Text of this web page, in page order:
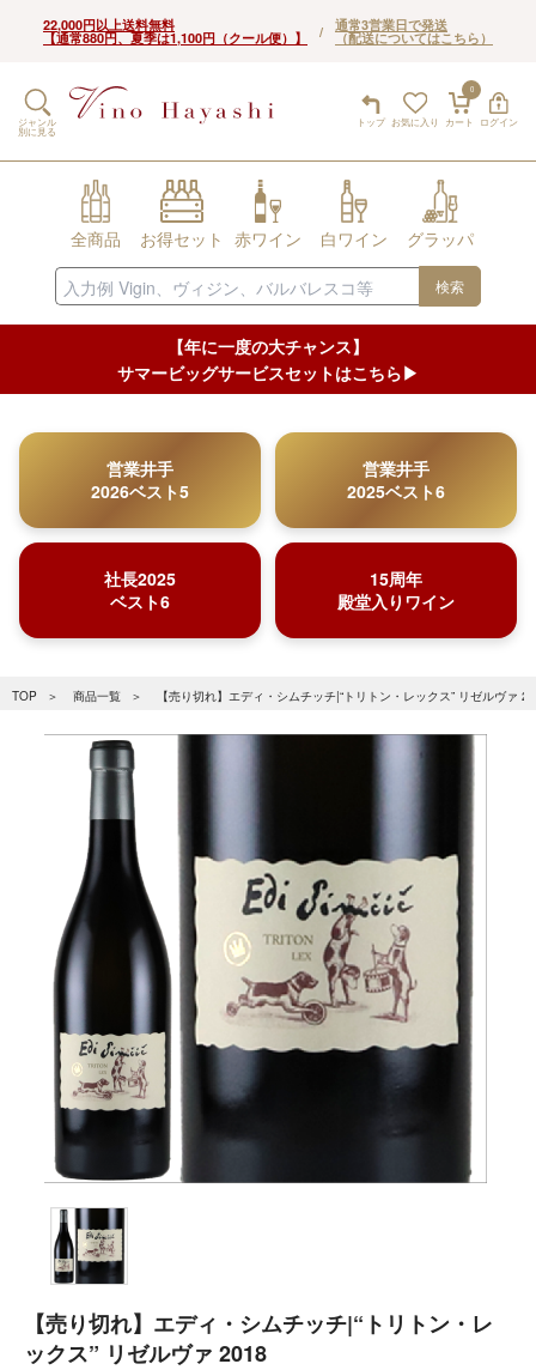
22,000円以上送料無料
【通常880円、夏季は1,100円（クール便）】 / 通常3営業日で発送
（配送についてはこちら）
トップ お気に入り
0
カート ログイン
ジャンル
別に見る
全商品 お得セット 赤ワイン 白ワイン グラッパ
検索
【年に一度の大チャンス】
サマービッグサービスセットはこちら▶︎
営業井手
2026ベスト5
営業井手
2025ベスト6
社長2025
ベスト6
15周年
殿堂入りワイン
TOP 商品一覧 【売り切れ】エディ・シムチッチ|“トリトン・レックス” リゼルヴァ
【売り切れ】エディ・シムチッチ|“トリトン・レ
ックス” リゼルヴァ 2018